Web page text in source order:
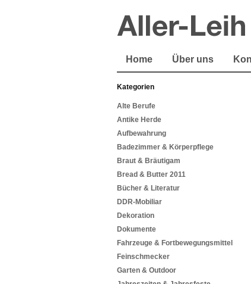
Home Über uns
Kategorien
Alte Berufe
Antike Herde
Aufbewahrung
Badezimmer & Körperpflege
Braut & Bräutigam
Bread & Butter 2011
Bücher & Literatur
DDR-Mobiliar
Dekoration
Dokumente
Fahrzeuge & Fortbewegungsmittel
Feinschmecker
Garten & Outdoor